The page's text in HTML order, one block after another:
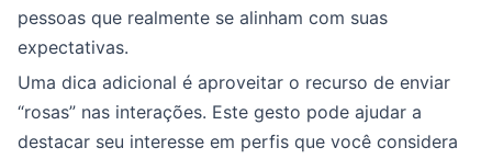
pessoas que realmente se alinham com suas
expectativas.
Uma dica adicional é aproveitar o recurso de enviar
“rosas” nas interações. Este gesto pode ajudar a
destacar seu interesse em perfis que você considera